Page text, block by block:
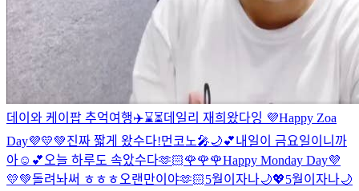
데이와 케이팝 추억여행✈️⌛️⏳데일리 재희왔다잉 💜Happy Zoa
Day💜💛💚진짜 짧게 왔수다!먼코노🎤🌙💕내일이 금요일이니까
아☺️💕 오늘 하루도 속았수다🫶🏻🌹🌹🌹Happy Monday Day💜
💛💚돌려놔써 ㅎㅎㅎ 오랜만이야🫶🏻5월이자나🌙💖5월이자나🌙